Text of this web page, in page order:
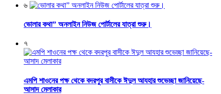
৬
ভোলার কথা” অনলাইন নিউজ পোর্টালের যাত্রা শুরু।
৭
এমপি শাওনের পক্ষ থেকে বদরপুর বাসীকে ঈদুল আযহার শুভেচ্ছা জানিয়েছে-
আসাদ মেলাকার